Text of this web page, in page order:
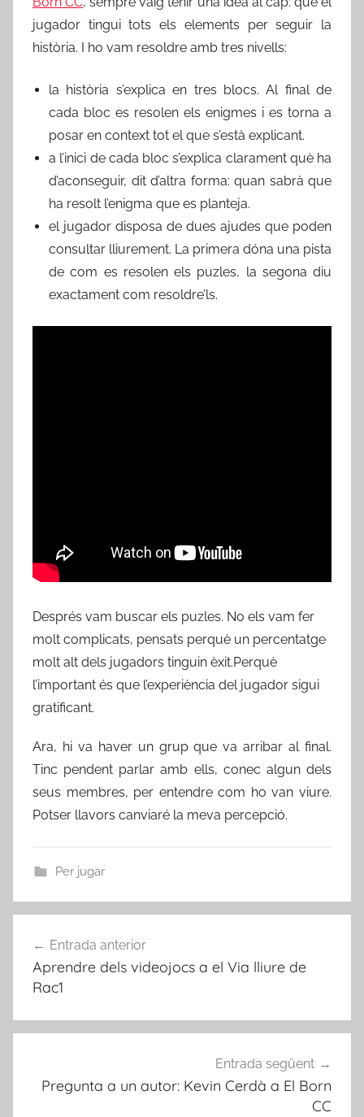
jugador tingui tots els elements per seguir la
història. I ho vam resoldre amb tres nivells:
la història s’explica en tres blocs. Al final de
cada bloc es resolen els enigmes i es torna a
posar en context tot el que s’està explicant.
a l’inici de cada bloc s’explica clarament què ha
d’aconseguir, dit d’altra forma: quan sabrà que
ha resolt l’enigma que es planteja.
el jugador disposa de dues ajudes que poden
consultar lliurement. La primera dóna una pista
de com es resolen els puzles, la segona diu
exactament com resoldre’ls.
Després vam buscar els puzles. No els vam fer
molt complicats, pensats perquè un percentatge
molt alt dels jugadors tinguin èxit.Perquè
l’important és que l’experiència del jugador sigui
gratificant.
Ara, hi va haver un grup que va arribar al final.
Tinc pendent parlar amb ells, conec algun dels
seus membres, per entendre com ho van viure.
Potser llavors canviaré la meva percepció.
Per jugar
d'entrades
Entrada anterior
Aprendre dels videojocs a el Via lliure de
Rac1
Entrada següent
Pregunta a un autor: Kevin Cerdà a El Born
CC